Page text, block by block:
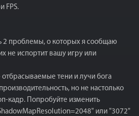
FPS.
2 проблемы, о которых я сообщаю
не испортит вашу игру или
отбрасываемые тени и лучи бога
но не настолько
кадр. Попробуйте изменить
или "3072"